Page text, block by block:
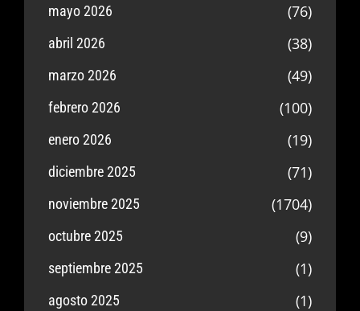
mayo 2026 (76)
abril 2026 (38)
marzo 2026 (49)
febrero 2026 (100)
enero 2026 (19)
diciembre 2025 (71)
noviembre 2025 (1704)
octubre 2025 (9)
septiembre 2025 (1)
agosto 2025 (1)